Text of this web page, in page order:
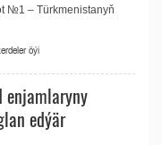
№1 – Türkmenistanyň
öýi
enjamlaryny
edýär